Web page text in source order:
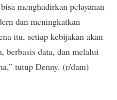
menghadirkan pelayanan
dan meningkatkan
itu, setiap kebijakan akan
berbasis data, dan melalui
tutup Denny. (r/dam)